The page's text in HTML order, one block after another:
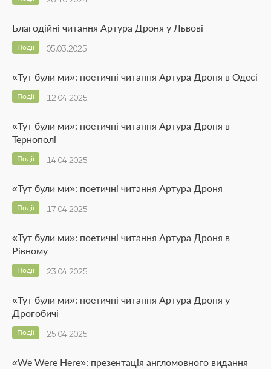
Благодійні читання Артура Дроня у Львові
05.03.2025
Події
«Тут були ми»: поетичні читання Артура Дроня в Одесі
12.04.2025
Події
«Тут були ми»: поетичні читання Артура Дроня в
Тернополі
14.04.2025
Події
«Тут були ми»: поетичні читання Артура Дроня
17.04.2025
Події
«Тут були ми»: поетичні читання Артура Дроня в
Рівному
23.04.2025
Події
«Тут були ми»: поетичні читання Артура Дроня у
Дрогобичі
25.04.2025
Події
«We Were Here»: презентація англомовного видання